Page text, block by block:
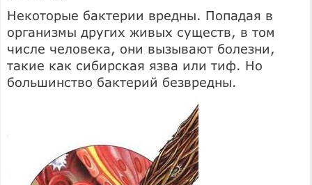
Некоторые бактерии вредны. Попадая в
организмы других живых существ, в том
числе человека, они вызывают болезни,
такие как сибирская язва или тиф. Но
большинство бактерий безвредны.